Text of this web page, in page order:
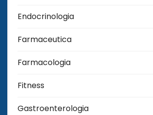
Endocrinologia
Farmaceutica
Farmacologia
Fitness
Gastroenterologia